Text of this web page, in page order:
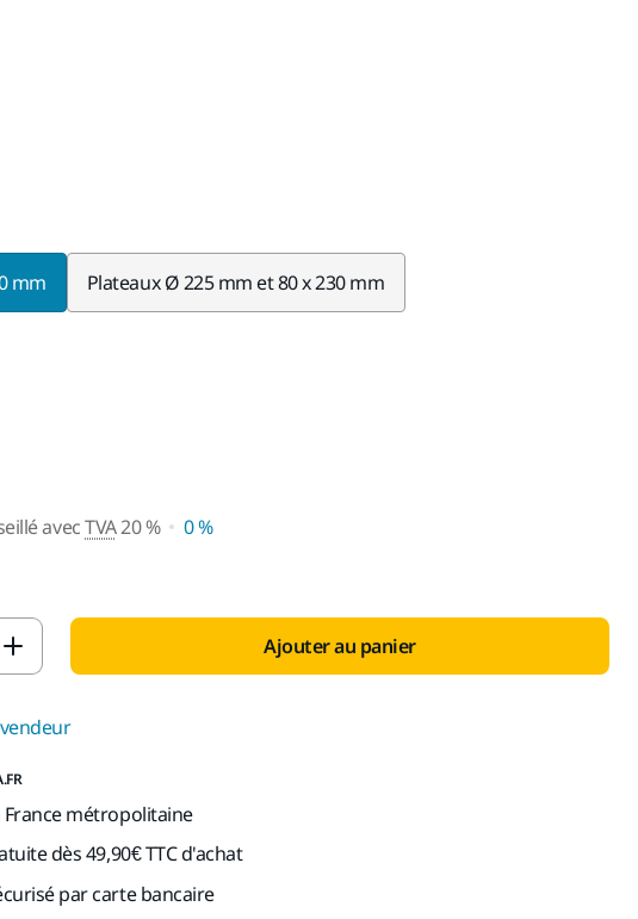
mm Plateaux Ø 225 mm et 80 x 230 mm
de vente conseillé avec TVA 20
avecTVA20 %
0 %
Ajouter au panier
France métropolitaine
dès 49,90€ TTC d'achat
par carte bancaire